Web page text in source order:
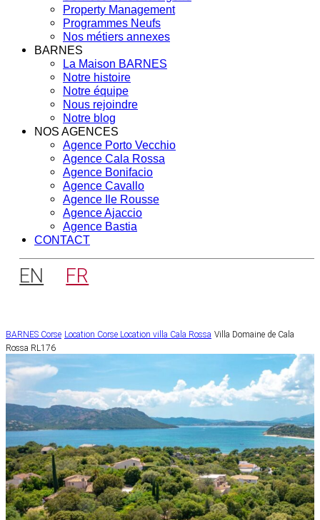
Property Management
Programmes Neufs
Nos métiers annexes
BARNES
La Maison BARNES
Notre histoire
Notre équipe
Nous rejoindre
Notre blog
NOS AGENCES
Agence Porto Vecchio
Agence Cala Rossa
Agence Bonifacio
Agence Cavallo
Agence Ile Rousse
Agence Ajaccio
Agence Bastia
CONTACT
EN FR
BARNES Corse Location Corse Location villa Cala Rossa Villa Domaine de Cala
Rossa RL176